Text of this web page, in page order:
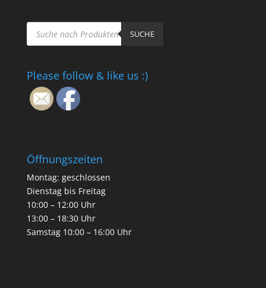
Products
search SUCHE
Please follow & like us :)
Öffnungszeiten
Montag: geschlossen
Dienstag bis Freitag
10:00 – 12:00 Uhr
13:00 – 18:30 Uhr
Samstag 10:00 – 16:00 Uhr